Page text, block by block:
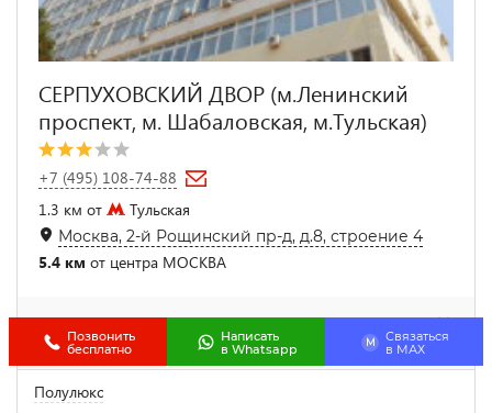
СЕРПУХОВСКИЙ ДВОР (м.Ленинский
проспект, м. Шабаловская, м.Тульская)
+7 (495) 108-74-88
1.3 км от
Тульская
Москва, 2-й Рощинский пр-д, д.8, строение 4
5.4 км от центра МОСКВА
Полулюкс
Позвонить
бесплатно
Написать
в Whatsapp
M
Связаться
в МАХ